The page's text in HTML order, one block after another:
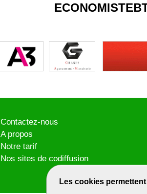
Les cookies
Contactez-nous
A propos
Notre tarif
Nos sites de codiffusion